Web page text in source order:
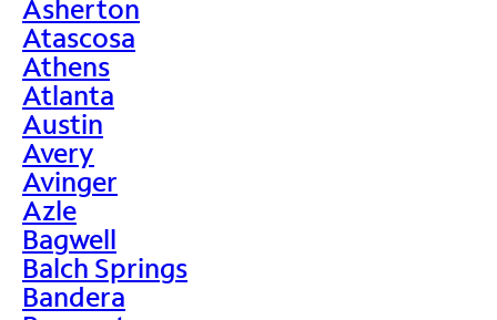
Asherton
Atascosa
Athens
Atlanta
Austin
Avery
Avinger
Azle
Bagwell
Balch Springs
Bandera